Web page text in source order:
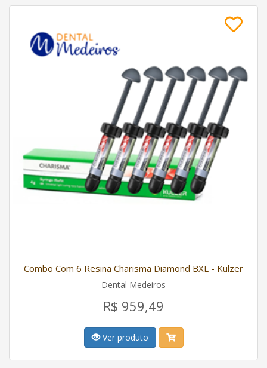
Combo Com 6 Resina Charisma Diamond BXL - Kulzer
Dental Medeiros
R$ 959,49
Ver produto